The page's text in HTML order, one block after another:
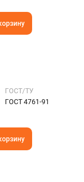
ГОСТ/ТУ
ГОСТ 4761-91